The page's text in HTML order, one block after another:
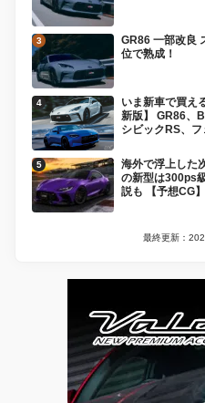
GR86 一部改良
位で熟成！
いま新車で買え
新版】 GR86、
シビックRS、
海外で浮上した
の新型は300ps
説も 【予想CG】
最終更新：